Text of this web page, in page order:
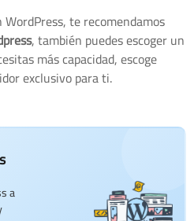
te recomendamos
, también puedes escoger un
más capacidad, escoge
exclusivo para ti.
a